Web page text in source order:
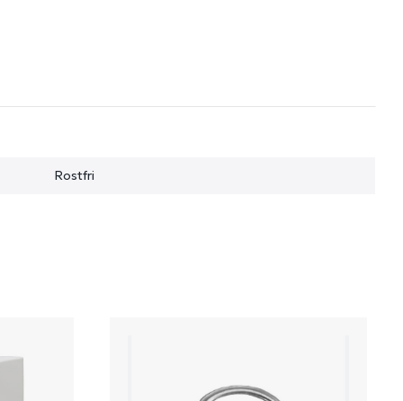
Rostfri